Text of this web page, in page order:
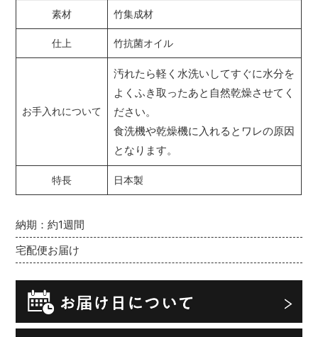
納期：約1週間
宅配便お届け
素材 竹集成材
仕上 竹抗菌オイル
お手入れについて
汚れたら軽く水洗いしてすぐに水分を
よくふき取ったあと自然乾燥させてく
ださい。
食洗機や乾燥機に入れるとワレの原因
となります。
特長 日本製